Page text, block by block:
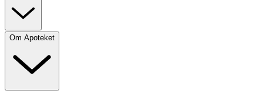
Om Apoteket